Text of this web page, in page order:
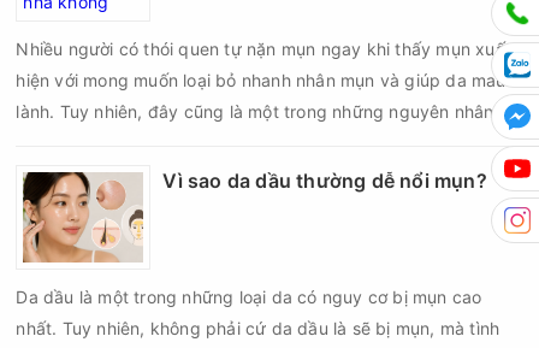
Nhiều người có thói quen tự nặn mụn ngay khi thấy mụn xuất
hiện với mong muốn loại bỏ nhanh nhân mụn và giúp da mau
lành. Tuy nhiên, đây cũng là một trong những nguyên nhân
phổ biến khiến tình trạng mụn trở nên nghiêm trọng hơn, làm
tăng nguy cơ viêm nhiễm, thâm và sẹo.
Vì sao da dầu thường dễ nổi mụn?
Da dầu là một trong những loại da có nguy cơ bị mụn cao
nhất. Tuy nhiên, không phải cứ da dầu là sẽ bị mụn, mà tình